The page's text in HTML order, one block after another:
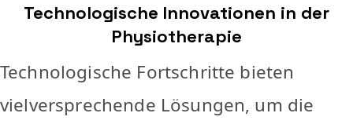
Technologische Innovationen in der
Physiotherapie
Technologische Fortschritte bieten
vielversprechende Lösungen, um die